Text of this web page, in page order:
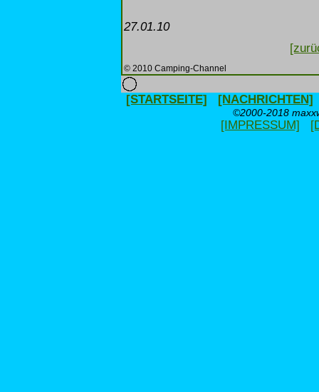
27.01.10
© 2010 Camping-Channel
[STARTSEITE] [NACHRICHTEN]
©2000-2018
[IMPRESSUM]